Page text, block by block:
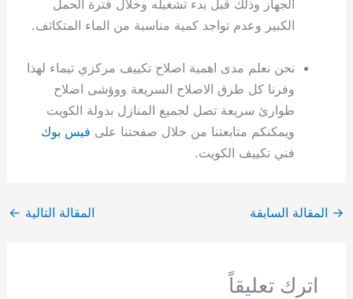
الجهاز وذلك قبل بدء تشغيله وخلال فترة الحمل
الكبير وعدم تواجد كمية مناسبة من الماء المتكاثف.
نحن نعلم مدى اهمية اصلاح تكييف مركزي تيماء لهذا
وفرنا كل طرق الاصلاح السريعة ووؤشى اضلاح
طوارئ سريعة تصل لجميع المنازل بدولة الكويت
ويمكنكم متابعتنا من خلال صفحتنا على فيس بوك
فني تكييف الكويت.
→ المقالة السابقة المقالة التالية ←
اترك تعليقاً